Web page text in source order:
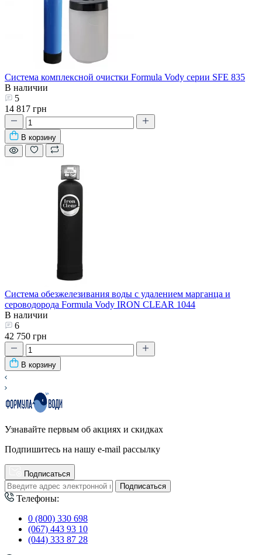
Система комплексной очистки Formula Vody серии SFE 835
В наличии
5
14 817 грн
В корзину
Система обезжелезивания воды с удалением марганца и
сероводорода Formula Vody IRON CLEAR 1044
В наличии
6
42 750 грн
В корзину
Узнавайте первым об акциях и скидках
Подпишитесь на нашу e-mail рассылку
Подписаться
Подписаться
Телефоны:
0 (800) 330 698
(067) 443 93 10
(044) 333 87 28